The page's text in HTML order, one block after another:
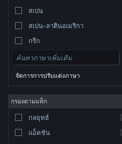
© Valve Corporation สงวนลิขสิทธิ์ เครื่องหมายการค้า
และประเทศอื่น
นโยบายความเป็นส่วนตัว
การช่วยการเข้าถึง|
Steam| การคืนเงิน
สเปน
สเปน-ลาตินอเมริกา
กรีก
จัดการการปรับแต่งภาษา
กรองตามแท็ก
กลยุทธ์
แอ็คชัน